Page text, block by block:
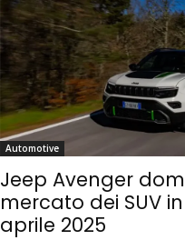
Automotive
Jeep Avenger
mercato dei SUV
aprile 2025